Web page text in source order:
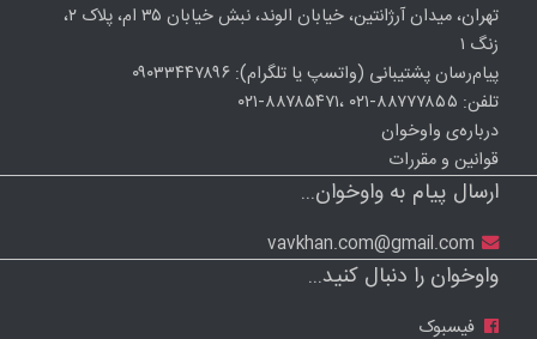
تهران، میدان آرژانتین، خیابان الوند، نبش خیابان ۳۵ ام، پلاک ۲،
زنگ ۱
پیام‌رسان پشتیبانی (واتسپ یا تلگرام): ۰۹۰۳۳۴۴۷۸۹۶
تلفن: ۰۲۱-۸۸۷۸۵۴۷۱، ۰۲۱-۸۸۷۷۷۸۵۵
درباره‌ی واوخوان
قوانین و مقررات
ارسال پیام به واوخوان...
vavkhan.com@gmail.com
واوخوان را دنبال کنید...
فیسبوک